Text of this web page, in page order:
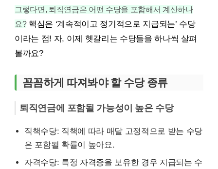
그렇다면, 퇴직연금은 어떤 수당을 포함해서 계산하나
요?핵심은 ‘계속적이고 정기적으로 지급되는’ 수당
이라는 점! 자, 이제 헷갈리는 수당들을 하나씩 살펴
볼까요?
꼼꼼하게 따져봐야 할 수당 종류
퇴직연금에 포함될 가능성이 높은 수당
직책수당: 직책에 따라 매달 고정적으로 받는 수당
은 포함될 확률이 높아요.
자격수당: 특정 자격증을 보유한 경우 지급되는 수